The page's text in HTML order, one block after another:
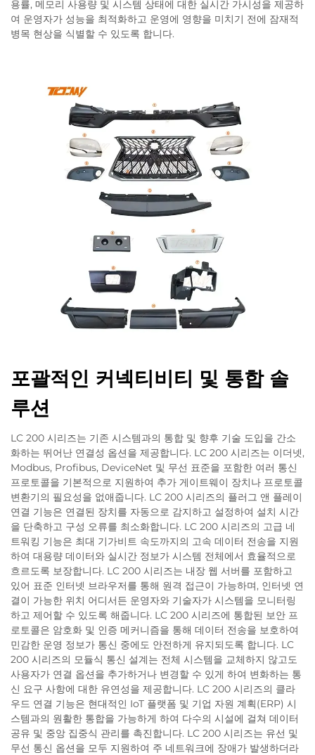
용률, 메모리 사용량 및 시스템 상태에 대한 실시간 가시성을 제공하
여 운영자가 성능을 최적화하고 운영에 영향을 미치기 전에 잠재적
병목 현상을 식별할 수 있도록 합니다.
포괄적인 커넥티비티 및 통합 솔
루션
LC 200 시리즈는 기존 시스템과의 통합 및 향후 기술 도입을 간소
화하는 뛰어난 연결성 옵션을 제공합니다. LC 200 시리즈는 이더넷,
Modbus, Profibus, DeviceNet 및 무선 표준을 포함한 여러 통신
프로토콜을 기본적으로 지원하여 추가 게이트웨이 장치나 프로토콜
변환기의 필요성을 없애줍니다. LC 200 시리즈의 플러그 앤 플레이
연결 기능은 연결된 장치를 자동으로 감지하고 설정하여 설치 시간
을 단축하고 구성 오류를 최소화합니다. LC 200 시리즈의 고급 네
트워킹 기능은 최대 기가비트 속도까지의 고속 데이터 전송을 지원
하여 대용량 데이터와 실시간 정보가 시스템 전체에서 효율적으로
흐르도록 보장합니다. LC 200 시리즈는 내장 웹 서버를 포함하고
있어 표준 인터넷 브라우저를 통해 원격 접근이 가능하며, 인터넷 연
결이 가능한 위치 어디서든 운영자와 기술자가 시스템을 모니터링
하고 제어할 수 있도록 해줍니다. LC 200 시리즈에 통합된 보안 프
로토콜은 암호화 및 인증 메커니즘을 통해 데이터 전송을 보호하여
민감한 운영 정보가 통신 중에도 안전하게 유지되도록 합니다. LC
200 시리즈의 모듈식 통신 설계는 전체 시스템을 교체하지 않고도
사용자가 연결 옵션을 추가하거나 변경할 수 있게 하여 변화하는 통
신 요구 사항에 대한 유연성을 제공합니다. LC 200 시리즈의 클라
우드 연결 기능은 현대적인 IoT 플랫폼 및 기업 자원 계획(ERP) 시
스템과의 원활한 통합을 가능하게 하여 다수의 시설에 걸쳐 데이터
공유 및 중앙 집중식 관리를 촉진합니다. LC 200 시리즈는 유선 및
무선 통신 옵션을 모두 지원하여 주 네트워크에 장애가 발생하더라